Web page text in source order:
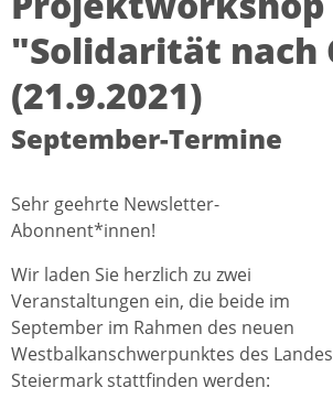
"Solidarität nach
(21.9.2021)
September-Termine
Sehr geehrte Newsletter-
Abonnent*innen!
Wir laden Sie herzlich zu zwei
Veranstaltungen ein, die beide im
September im Rahmen des neuen
Westbalkanschwerpunktes des Landes
Steiermark stattfinden werden: